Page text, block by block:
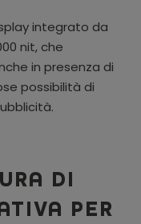
integrato da
nit, che
in presenza di
possibilità di
DI
PER